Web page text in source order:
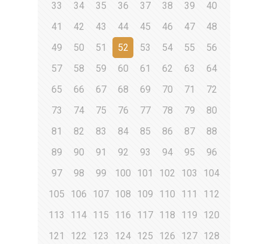
33
34 35 36 37 38 39
40
41
42 43 44 45 46 47
48
49
50 51 52 53 54 55
56
57
58 59 60 61 62 63
64
65
66 67 68 69 70 71
72
73
74 75 76 77 78 79
80
81
82 83 84 85 86 87
88
89
90 91 92 93 94 95
96
97
98 99 100 101 102 103
104
105
106 107 108 109 110 111
112
113
114 115 116 117 118 119
120
121
122 123 124 125 126 127 128